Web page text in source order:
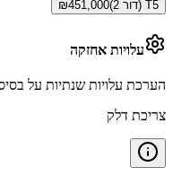
T5 (דור 2) ₪451,000
עלויות אחזקה
הערכת עלויות שנתיות על בסיס 15,000 ק״מ
צריכת דלק